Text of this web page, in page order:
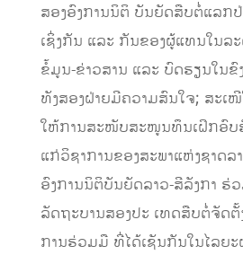
ສອງອົງການນິຕິ ບັນຍັດສືບຕໍ່ແລກ
ເຊິ່ງກັນ ແລະ ກັນຂອງຜູ້ແທນໃນລ
ຂໍ້ມູນ-ຂ່າວສານ ແລະ ບົດຮຽນໃນຂົ
ທັງສອງຝ່າຍມີຄວາມສົນໃຈ; ສະເ
ໃຫ້ການສະໜັບສະໜູນທຶນເຝິກອົບ
ແກ່ວິຊາການຂອງສະພາແຫ່ງຊາດ
ອົງການນິຕິບັນຍັດລາວ-ສີລັງກາ ຮ່
ລັດຖະບານສອງປະ ເທດສືບຕໍ່ຈັດ
ການຮ່ວມມື ທີ່ໄດ້ເຊັນກັນໃນໄລຍ